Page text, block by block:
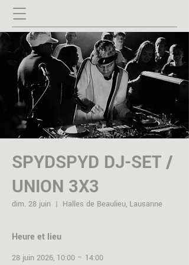
SPYDSPYD DJ-SET /
UNION 3X3
dim. 28 juin
  |
Halles de Beaulieu, Lausanne
Heure et lieu
28 juin 2026, 10:00 – 14:00